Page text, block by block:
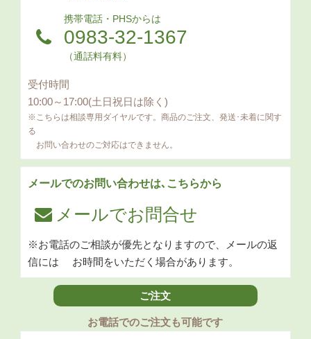
携帯電話・PHSからは
0983-32-1367
（通話料有料）
受付時間
10:00～17:00(土日祝日は除く)
※こちらは相談専用ダイヤルです。商品のご注文、発送･未着に関す
る
お問い合わせのご対応はできません。
メールでのお問い合わせは､こちらから
メールでお問合せ
※お電話のご相談が優先となりますので、メールの返
信には お時間をいただく場合があります。
ご注文
お電話でのご注文も可能です